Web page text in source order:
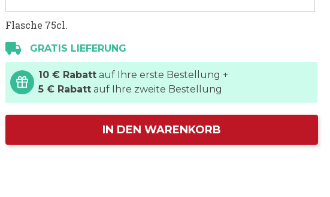
Flasche 75cl.
GRATIS LIEFERUNG
10 € Rabatt auf Ihre erste Bestellung +
5 € Rabatt auf Ihre zweite Bestellung
IN DEN WARENKORB